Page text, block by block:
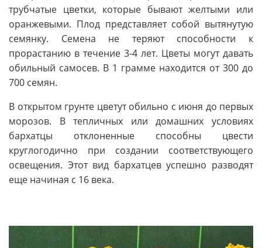
трубчатые цветки, которые бывают желтыми или
оранжевыми. Плод представляет собой вытянутую
семянку. Семена не теряют способности к
прорастанию в течение 3-4 лет. Цветы могут давать
обильный самосев. В 1 грамме находится от 300 до
700 семян.
В открытом грунте цветут обильно с июня до первых
морозов. В тепличных или домашних условиях
бархатцы отклоненные способны цвести
круглогодично при создании соответствующего
освещения. Этот вид бархатцев успешно разводят
еще начиная с 16 века.